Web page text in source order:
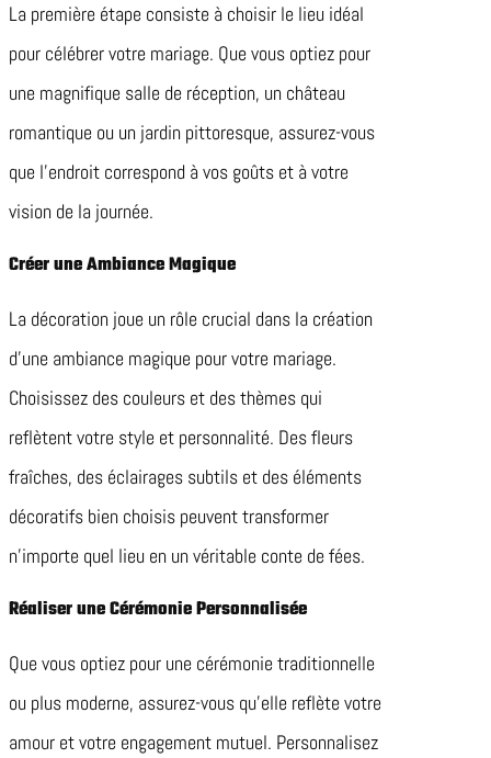
La première étape consiste à choisir le lieu idéal
pour célébrer votre mariage. Que vous optiez pour
une magnifique salle de réception, un château
romantique ou un jardin pittoresque, assurez-vous
que l’endroit correspond à vos goûts et à votre
vision de la journée.
Créer une Ambiance Magique
La décoration joue un rôle crucial dans la création
d’une ambiance magique pour votre mariage.
Choisissez des couleurs et des thèmes qui
reflètent votre style et personnalité. Des fleurs
fraîches, des éclairages subtils et des éléments
décoratifs bien choisis peuvent transformer
n’importe quel lieu en un véritable conte de fées.
Réaliser une Cérémonie Personnalisée
Que vous optiez pour une cérémonie traditionnelle
ou plus moderne, assurez-vous qu’elle reflète votre
amour et votre engagement mutuel. Personnalisez